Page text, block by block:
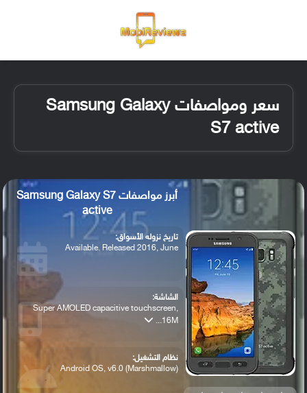
سعر ومواصفات Samsung Galaxy
S7 active
أبرز مواصفات Samsung Galaxy S7
active
تاريخ نزوله الأسواق:
Available. Released 2016, June
الشاشة:
Super AMOLED capacitive touchscreen,
16M...
نظام التشغيل:
Android OS, v6.0 (Marshmallow)